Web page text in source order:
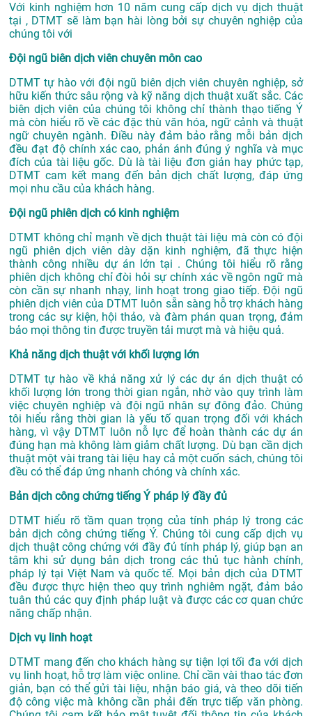
Với kinh nghiệm hơn 10 năm cung cấp dịch vụdịch thuật
tại , DTMT sẽ làm bạn hài lòng bởi sự chuyên nghiệp của
chúng tôi với
Đội ngũ biên dịch viên chuyên môn cao
DTMT tự hào với đội ngũ biên dịch viên chuyên nghiệp, sở
hữu kiến thức sâu rộng và kỹ năng dịch thuật xuất sắc. Các
biên dịch viên của chúng tôi không chỉ thành thạo tiếng Ý
mà còn hiểu rõ về các đặc thù văn hóa, ngữ cảnh và thuật
ngữ chuyên ngành. Điều này đảm bảo rằng mỗi bản dịch
đều đạt độ chính xác cao, phản ánh đúng ý nghĩa và mục
đích của tài liệu gốc. Dù là tài liệu đơn giản hay phức tạp,
DTMT cam kết mang đến bản dịch chất lượng, đáp ứng
mọi nhu cầu của khách hàng.
Đội ngũ phiên dịch có kinh nghiệm
DTMT không chỉ mạnh về dịch thuật tài liệu mà còn có đội
ngũ phiên dịch viên dày dặn kinh nghiệm, đã thực hiện
thành công nhiều dự án lớn tại . Chúng tôi hiểu rõ rằng
phiên dịch không chỉ đòi hỏi sự chính xác về ngôn ngữ mà
còn cần sự nhanh nhạy, linh hoạt trong giao tiếp. Đội ngũ
phiên dịch viên của DTMT luôn sẵn sàng hỗ trợ khách hàng
trong các sự kiện, hội thảo, và đàm phán quan trọng, đảm
bảo mọi thông tin được truyền tải mượt mà và hiệu quả.
Khả năng dịch thuật với khối lượng lớn
DTMT tự hào về khả năng xử lý các dự án dịch thuật có
khối lượng lớn trong thời gian ngắn, nhờ vào quy trình làm
việc chuyên nghiệp và đội ngũ nhân sự đông đảo. Chúng
tôi hiểu rằng thời gian là yếu tố quan trọng đối với khách
hàng, vì vậy DTMT luôn nỗ lực để hoàn thành các dự án
đúng hạn mà không làm giảm chất lượng. Dù bạn cần dịch
thuật một vài trang tài liệu hay cả một cuốn sách, chúng tôi
đều có thể đáp ứng nhanh chóng và chính xác.
Bản dịch công chứng tiếng Ý pháp lý đầy đủ
DTMT hiểu rõ tầm quan trọng của tính pháp lý trong các
bản dịch công chứng tiếng Ý. Chúng tôi cung cấp dịch vụ
dịch thuật công chứng với đầy đủ tính pháp lý, giúp bạn an
tâm khi sử dụng bản dịch trong các thủ tục hành chính,
pháp lý tại Việt Nam và quốc tế. Mọi bản dịch của DTMT
đều được thực hiện theo quy trình nghiêm ngặt, đảm bảo
tuân thủ các quy định pháp luật và được các cơ quan chức
năng chấp nhận.
Dịch vụ linh hoạt
DTMT mang đến cho khách hàng sự tiện lợi tối đa với dịch
vụ linh hoạt, hỗ trợ làm việc online. Chỉ cần vài thao tác đơn
giản, bạn có thể gửi tài liệu, nhận báo giá, và theo dõi tiến
độ công việc mà không cần phải đến trực tiếp văn phòng.